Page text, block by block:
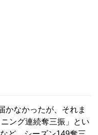
なかったが、それま
ング連続奪三振」とい